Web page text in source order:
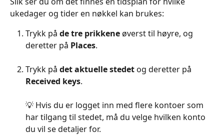
ukedager og tider en nøkkel kan brukes:
Trykk på de tre prikkene øverst til høyre, og
deretter på Places.
Trykk på det aktuelle stedet og deretter på
Received keys.
💡 Hvis du er logget inn med flere kontoer som
har tilgang til stedet, må du velge hvilken konto
du vil se detaljer for.